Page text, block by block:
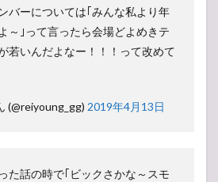
バーについては｢みんな私より年
～｣って言ったら会場どよめきテ
若いんだよなー！！！って改めて
(@reiyoung_gg) 2019年4月13日
た話の時で｢ビックさかな～スモ